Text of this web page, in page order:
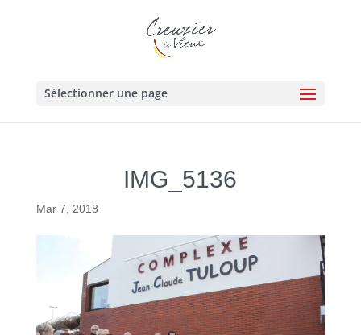
Sélectionner une page
IMG_5136
Mar 7, 2018